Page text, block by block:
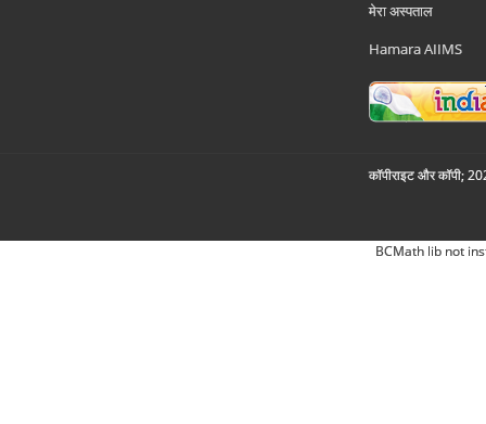
मेरा अस्पताल
Hamara AIIMS
कॉपीराइट और कॉपी;
BCMath lib not